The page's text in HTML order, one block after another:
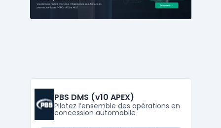
PBS DMS (v10 APEX)
Pilotez l’ensemble des opérations en
concession automobile